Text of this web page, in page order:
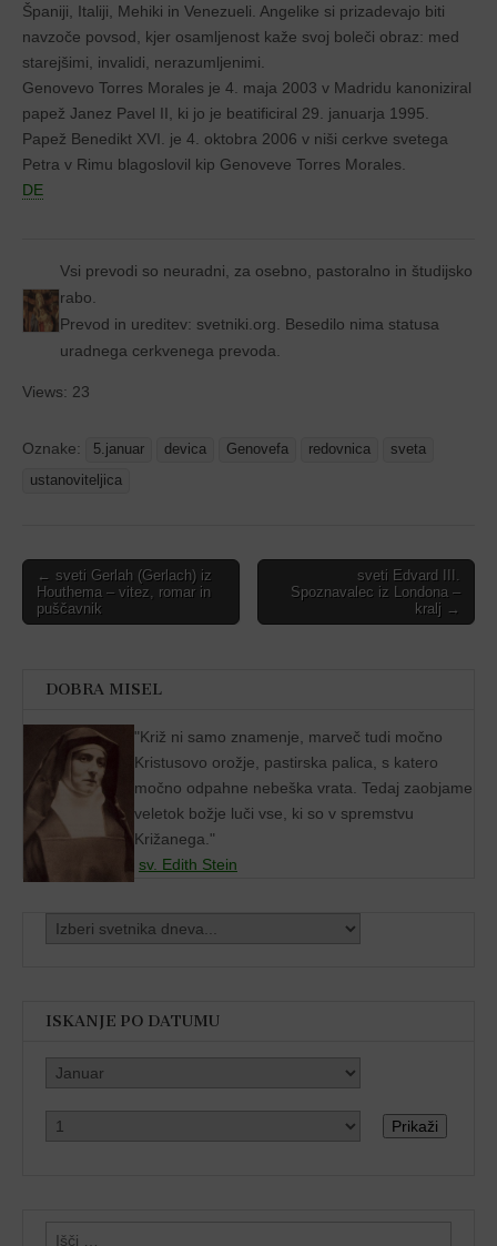
Španiji, Italiji, Mehiki in Venezueli. Angelike si prizadevajo biti
navzoče povsod, kjer osamljenost kaže svoj boleči obraz: med
starejšimi, invalidi, nerazumljenimi.
Genovevo Torres Morales je 4. maja 2003 v Madridu kanoniziral
papež Janez Pavel II, ki jo je beatificiral 29. januarja 1995.
Papež Benedikt XVI. je 4. oktobra 2006 v niši cerkve svetega
Petra v Rimu blagoslovil kip Genoveve Torres Morales.
DE
Vsi prevodi so neuradni, za osebno, pastoralno in študijsko
rabo.
Prevod in ureditev: svetniki.org. Besedilo nima statusa
uradnega cerkvenega prevoda.
Views: 23
Oznake: 5.januar devica Genovefa redovnica
sveta
ustanoviteljica
Post
navigation
← sveti Gerlah (Gerlach) iz
Houthema – vitez, romar in
puščavnik
sveti Edvard III.
Spoznavalec iz Londona –
kralj →
DOBRA MISEL
"Križ ni samo znamenje, marveč tudi močno
Kristusovo orožje, pastirska palica, s katero
močno odpahne nebeška vrata. Tedaj zaobjame
veletok božje luči vse, ki so v spremstvu
Križanega."
sv. Edith Stein
ISKANJE PO DATUMU
Prikaži
Išči: